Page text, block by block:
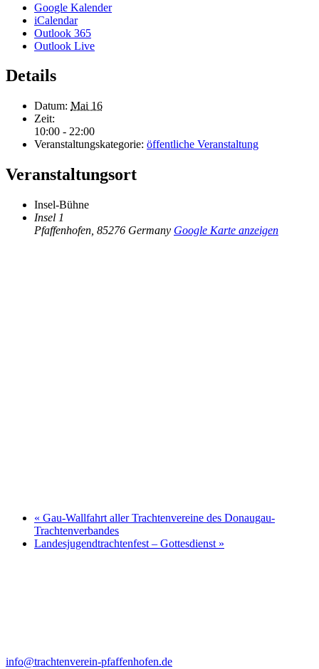
Google Kalender
iCalendar
Outlook 365
Outlook Live
Details
Datum: Mai 16
Zeit:
10:00 - 22:00
Veranstaltungskategorie: öffentliche Veranstaltung
Veranstaltungsort
Insel-Bühne
Insel 1
Pfaffenhofen 85276 Germany Google Karte anzeigen
« Gau-Wallfahrt aller Trachtenvereine des Donaugau-
Trachtenverbandes
Landesjugendtrachtenfest – Gottesdienst »
info@trachtenverein-pfaffenhofen.de